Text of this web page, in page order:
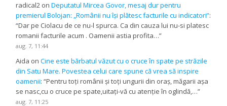
radical2 onDeputatul Mircea Govor, mesaj dur pentru
premierul Bolojan: „Românii nu își plătesc facturile cu indicatori”:
“Dar pe Ciolacu de ce nu-l spurca. Ca din cauza lui nu-si platesc
romanii facturile acum . Oamenii astia profita…”
aug. 7, 11:44
Aida onCine este bărbatul văzut cu o cruce în spate pe străzile
din Satu Mare. Povestea celui care spune că vrea să inspire
oamenii: “Pentru toți românii și toți ungurii din oraș, măgarii așa
se nasc,cu o cruce pe spate,uitați-vă cu atenție în oglindă,…”
aug. 7, 11:25